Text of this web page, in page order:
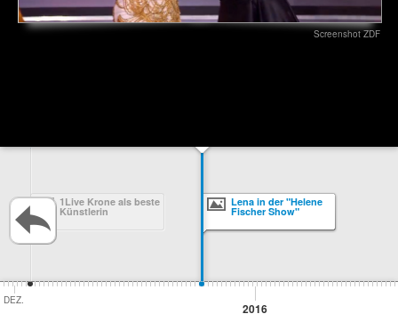
Screenshot ZDF
1Live Krone als beste
Künstlerin
Lena in der "Helene
Fischer Show"
2016
DEZ.